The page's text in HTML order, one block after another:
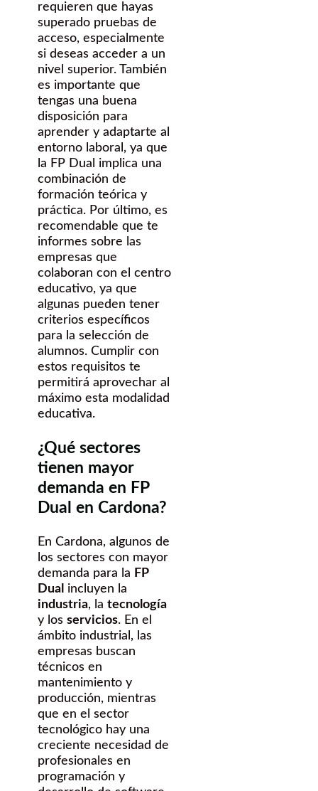
requieren que hayas
superado pruebas de
acceso, especialmente
si deseas acceder a un
nivel superior. También
es importante que
tengas una buena
disposición para
aprender y adaptarte al
entorno laboral, ya que
la FP Dual implica una
combinación de
formación teórica y
práctica. Por último, es
recomendable que te
informes sobre las
empresas que
colaboran con el centro
educativo, ya que
algunas pueden tener
criterios específicos
para la selección de
alumnos. Cumplir con
estos requisitos te
permitirá aprovechar al
máximo esta modalidad
educativa.
¿Qué sectores
tienen mayor
demanda en FP
Dual en Cardona?
En Cardona, algunos de
los sectores con mayor
demanda para la FP
Dual incluyen la
industria, la tecnología
y los servicios. En el
ámbito industrial, las
empresas buscan
técnicos en
mantenimiento y
producción, mientras
que en el sector
tecnológico hay una
creciente necesidad de
profesionales en
programación y